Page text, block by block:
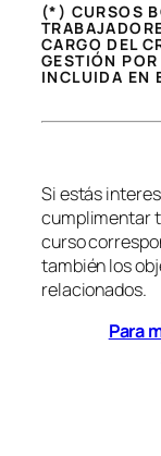
(*) CURSOS
CARGO DEL
GESTIÓN
INCLUIDA EN
Si estás
cumplimentar
curso
también los
relacionados.
Para